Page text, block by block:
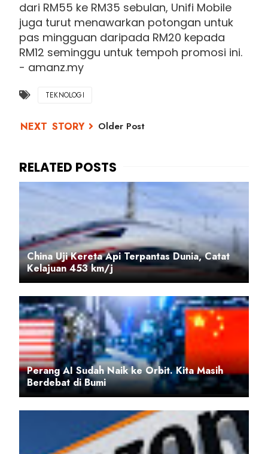
dari RM55 ke RM35 sebulan, Unifi Mobile
juga turut menawarkan potongan untuk
pas mingguan daripada RM20 kepada
RM12 seminggu untuk tempoh promosi ini.
- amanz.my
TEKNOLOGI
Older Post
China Uji Kereta Api Terpantas Dunia, Catat
Kelajuan 453 km/j
Perang AI Sudah Naik ke Orbit. Kita Masih
Berdebat di Bumi